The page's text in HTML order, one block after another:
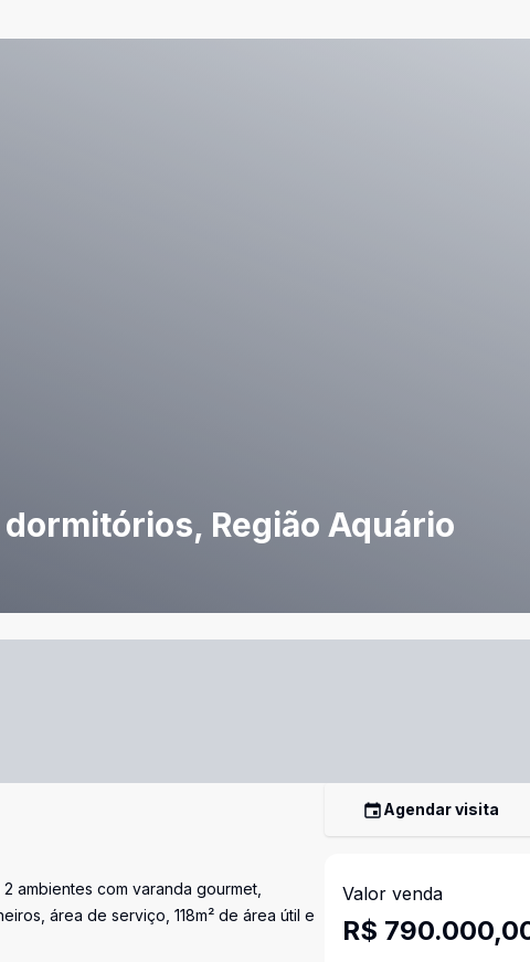
Região Aquário
ambientes com varanda gourmet,
área de serviço, 118m² de área útil e
Agendar visita
Valor venda
R$